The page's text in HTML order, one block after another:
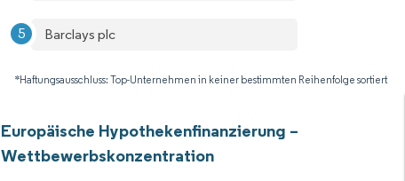
Barclays plc
*Haftungsausschluss: Top-Unternehmen in keiner bestimmten Reihenfolge sortiert
Europäische Hypothekenfinanzierung –
Wettbewerbskonzentration